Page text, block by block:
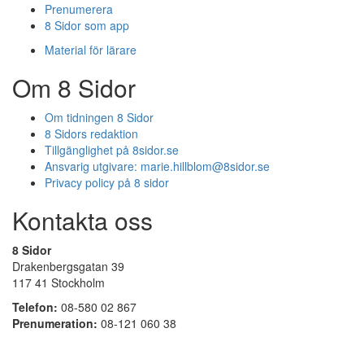
Prenumerera
8 Sidor som app
Material för lärare
Om 8 Sidor
Om tidningen 8 Sidor
8 Sidors redaktion
Tillgänglighet på 8sidor.se
Ansvarig utgivare: marie.hillblom@8sidor.se
Privacy policy på 8 sidor
Kontakta oss
8 Sidor
Drakenbergsgatan 39
117 41 Stockholm
Telefon: 08-580 02 867
Prenumeration: 08-121 060 38